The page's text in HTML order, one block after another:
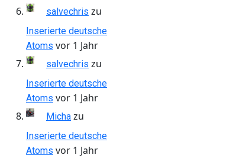
salvechris zu
Inserierte deutsche
Atoms vor 1 Jahr
salvechris zu
Inserierte deutsche
Atoms vor 1 Jahr
Micha zu
Inserierte deutsche
Atoms vor 1 Jahr